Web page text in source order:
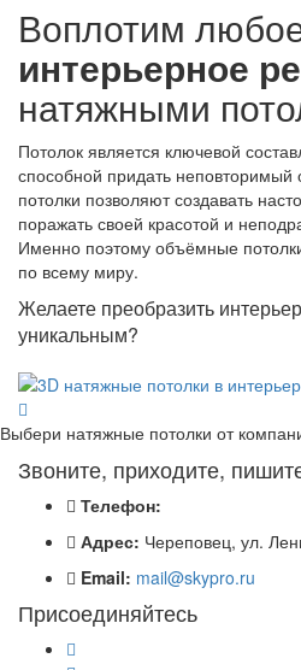
Воплотим
интерьерное
натяжными
Потолок является ключевой
способной придать
потолки позволяют создавать
поражать своей красотой и
Именно поэтому объёмные
по всему миру.
Желаете преобразить
уникальным?
Выбери натяжные потолки от
Звоните, приходите,
Телефон:
Адрес: Череповец, ул.
Email: mail@skypro.ru
Присоединяйтесь